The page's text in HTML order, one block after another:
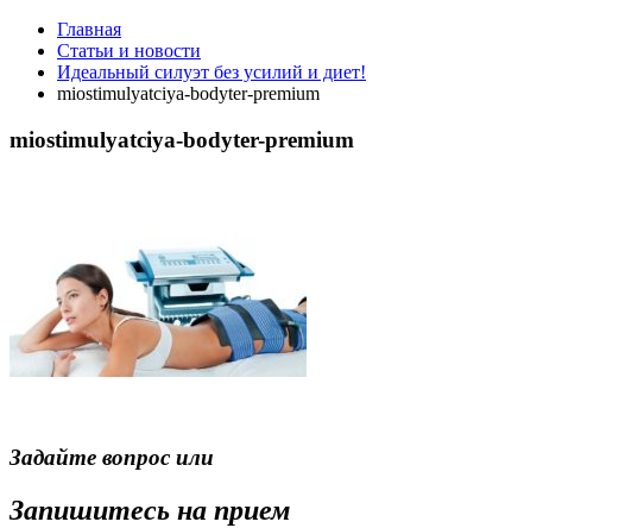
Главная
Статьи и новости
Идеальный силуэт без усилий и диет!
miostimulyatciya-bodyter-premium
miostimulyatciya-bodyter-premium
Задайте вопрос или
Запишитесь на прием